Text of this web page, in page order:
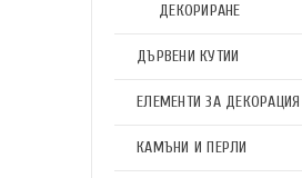
ДЕКОРИРАНЕ
ДЪРВЕНИ КУТИИ
ЕЛЕМЕНТИ ЗА
КАМЪНИ И ПЕРЛИ